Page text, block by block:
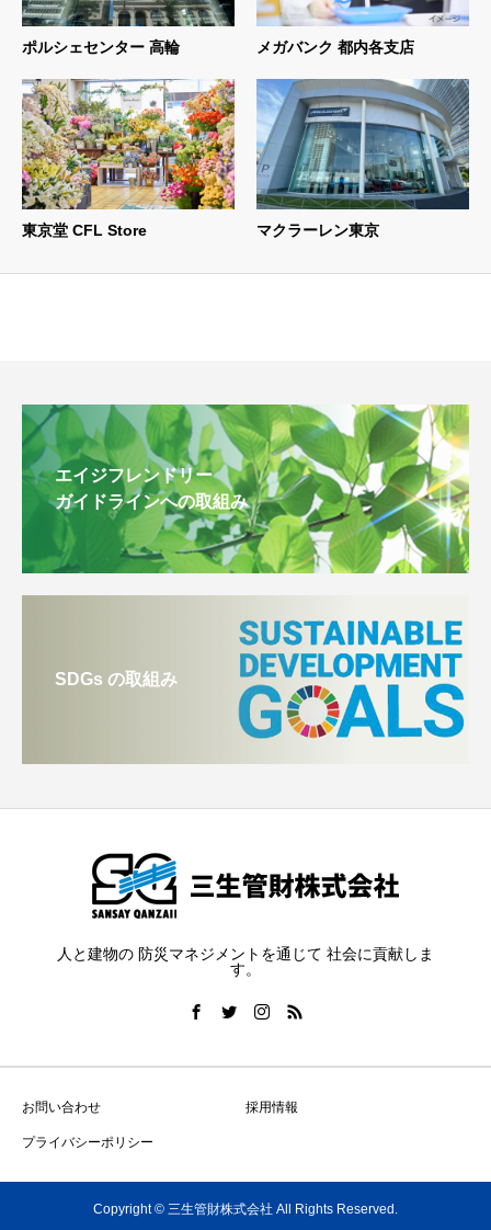
ポルシェセンター 高輪 メガバンク 都内各支店
東京堂 CFL Store マクラーレン東京
エイジフレンドリー
ガイドラインへの取組み
SDGs の取組み
人と建物の 防災マネジメントを通じて 社会に貢献しま
す。
お問い合わせ 採用情報
プライバシーポリシー
Copyright © 三生管財株式会社 All Rights Reserved.
お問い合わせ TEL